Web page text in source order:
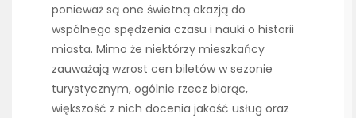
ponieważ są one świetną okazją do
wspólnego spędzenia czasu i nauki o historii
miasta. Mimo że niektórzy mieszkańcy
zauważają wzrost cen biletów w sezonie
turystycznym, ogólnie rzecz biorąc,
większość z nich docenia jakość usług oraz